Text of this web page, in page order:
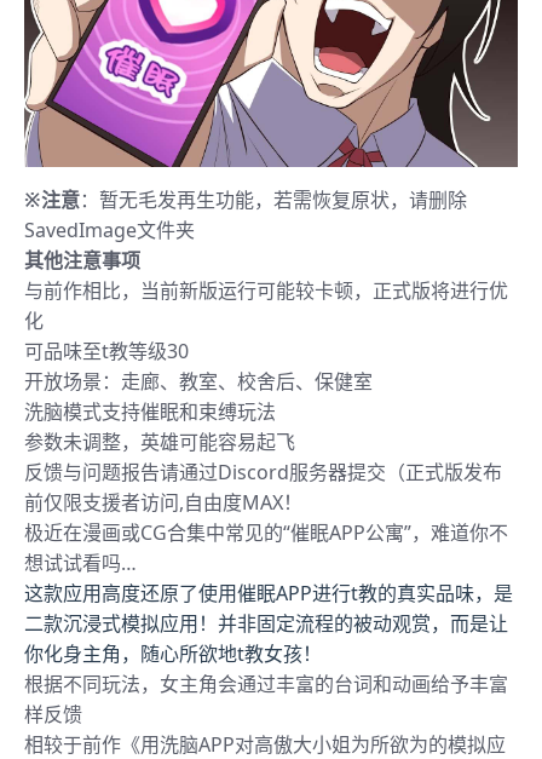
※注意：暂无毛发再生功能，若需恢复原状，请删除
SavedImage文件夹
其他注意事项
与前作相比，当前新版运行可能较卡顿，正式版将进行优
化
可品味至t教等级30
开放场景：走廊、教室、校舍后、保健室
洗脑模式支持催眠和束缚玩法
参数未调整，英雄可能容易起飞
反馈与问题报告请通过Discord服务器提交（正式版发布
前仅限支援者访问,自由度MAX！
极近在漫画或CG合集中常见的“催眠APP公寓”，难道你不
想试试看吗…
这款应用高度还原了使用催眠APP进行t教的真实品味，是
二款沉浸式模拟应用！并非固定流程的被动观赏，而是让
你化身主角，随心所欲地t教女孩！
根据不同玩法，女主角会通过丰富的台词和动画给予丰富
样反馈
相较于前作《用洗脑APP对高傲大小姐为所欲为的模拟应